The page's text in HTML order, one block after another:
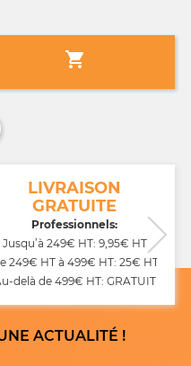
:

LIVRAISON
GRATUITE
Professionnels:
Jusqu’à 249€ HT: 9,95€ HT
249€ HT à 499€ HT: 25€ HT
delà de 499€ HT: GRATUIT
ACTUALITÉ !